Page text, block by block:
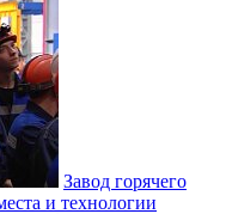
Завод горячего
и технологии